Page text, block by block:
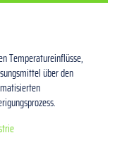
Temperatureinflüsse,
über den